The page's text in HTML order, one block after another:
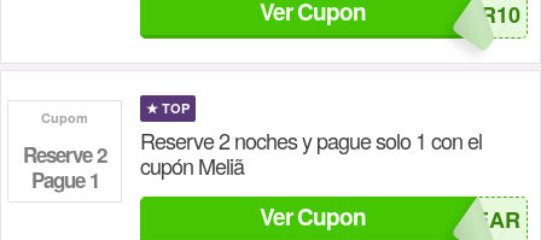
Ver Cupon LATAMBR10
★ TOP
Reserve 2 noches y pague solo 1 con el
cupón Meliã
Cupom
Reserve 2
Pague 1
Ver Cupon FIRSTYEAR